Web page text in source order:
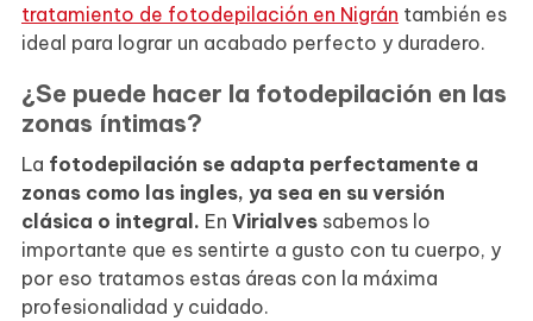
tratamiento de fotodepilación en Nigrán también es
ideal para lograr un acabado perfecto y duradero.
¿Se puede hacer la fotodepilación en las
zonas íntimas?
La fotodepilación se adapta perfectamente a
zonas como las ingles, ya sea en su versión
clásica o integral. En Virialves sabemos lo
importante que es sentirte a gusto con tu cuerpo, y
por eso tratamos estas áreas con la máxima
profesionalidad y cuidado.